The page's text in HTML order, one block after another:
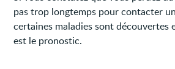
pas trop longtemps pour contacter
certaines maladies sont découvertes
est le pronostic.